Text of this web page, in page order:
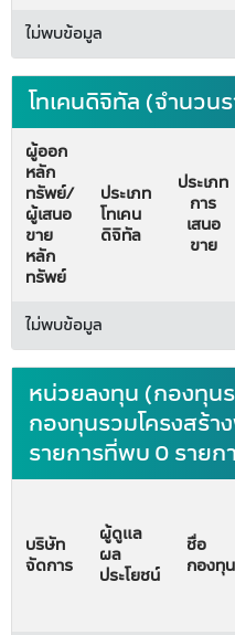
ไม่พบข้อมูล
โทเคนดิจิทัล (จำนวน
ผู้ออก
หลัก
ทรัพย์/
ผู้เสนอ
ขาย
หลัก
ทรัพย์
ประเภท
โทเคน
ดิจิทัล
ประเภท
การ
เสนอ
ขาย
ไม่พบข้อมูล
หน่วยลงทุน (กองทุ
กองทุนรวมโครงสร้
รายการที่พบ 0 รายก
บริษัท
จัดการ
ผู้ดูแล
ผล
ประโยชน์
ชื่อ
กองทุน